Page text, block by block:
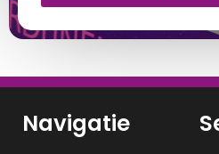
Navigatie